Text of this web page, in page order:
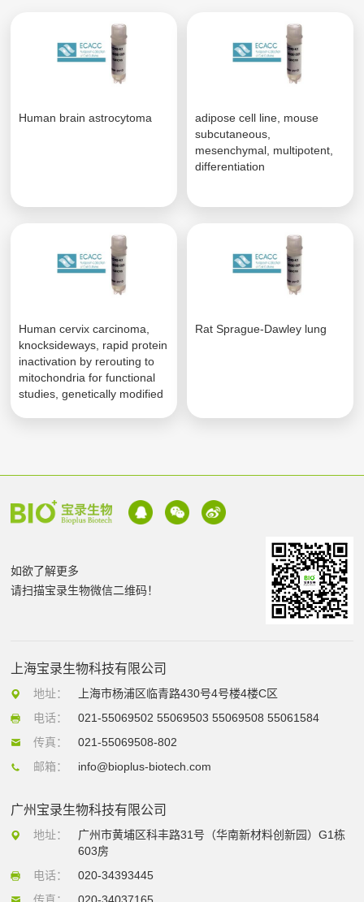
Human brain astrocytoma
adipose cell line, mouse
subcutaneous,
mesenchymal, multipotent,
differentiation
Human cervix carcinoma,
knocksideways, rapid protein
inactivation by rerouting to
mitochondria for functional
studies, genetically modified
Rat Sprague-Dawley lung
如欲了解更多
请扫描宝录生物微信二维码！
上海宝录生物科技有限公司
地址：
上海市杨浦区临青路430号4号楼4楼C区
电话：
021-55069502 55069503 55069508 55061584
传真：
021-55069508-802
邮箱：
info@bioplus-biotech.com
广州宝录生物科技有限公司
地址：
广州市黄埔区科丰路31号（华南新材料创新园）G1栋
603房
电话：
020-34393445